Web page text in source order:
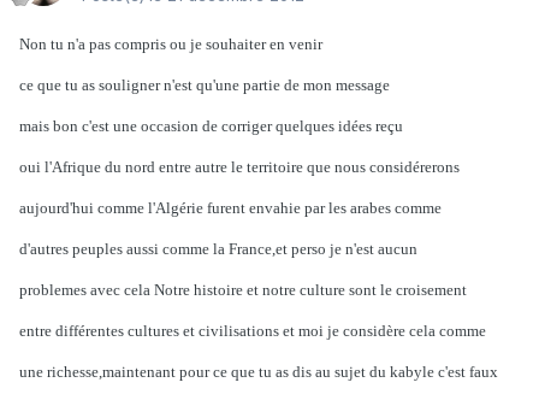
Non tu n'a pas compris ou je souhaiter en venir
ce que tu as souligner n'est qu'une partie de mon message
mais bon c'est une occasion de corriger quelques idées reçu
oui l'Afrique du nord entre autre le territoire que nous considérerons
aujourd'hui comme l'Algérie furent envahie par les arabes comme
d'autres peuples aussi comme la France,et perso je n'est aucun
problemes avec cela Notre histoire et notre culture sont le croisement
entre différentes cultures et civilisations et moi je considère cela comme
une richesse,maintenant pour ce que tu as dis au sujet du kabyle c'est faux